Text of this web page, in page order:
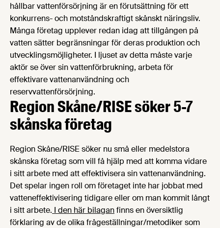
hållbar vattenförsörjning är en förutsättning för ett
konkurrens- och motståndskraftigt skånskt näringsliv.
Många företag upplever redan idag att tillgången på
vatten sätter begränsningar för deras produktion och
utvecklingsmöjligheter. I ljuset av detta måste varje
aktör se över sin vattenförbrukning, arbeta för
effektivare vattenanvändning och
reservvattenförsörjning.
Region Skåne/RISE söker 5-7
skånska företag
Region Skåne/RISE söker nu små eller medelstora
skånska företag som vill få hjälp med att komma vidare
i sitt arbete med att effektivisera sin vattenanvändning.
Det spelar ingen roll om företaget inte har jobbat med
vatteneffektivisering tidigare eller om man kommit långt
i sitt arbete. I den här bilaganfinns en översiktlig
förklaring av de olika frågeställningar/metodiker som